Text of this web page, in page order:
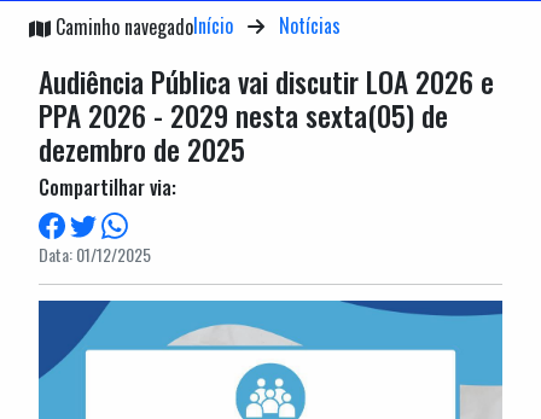
Caminho navegadoInício Notícias
Audiência Pública vai discutir LOA 2026 e
PPA 2026 - 2029 nesta sexta(05) de
dezembro de 2025
Compartilhar via:
Data: 01/12/2025